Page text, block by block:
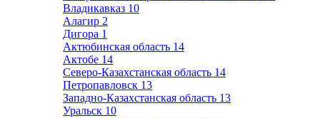
Владикавказ 10
Алагир 2
Дигора 1
Актюбинская область 14
Актобе 14
Северо-Казахстанская область 14
Петропавловск 13
Западно-Казахстанская область 13
Уральск 10